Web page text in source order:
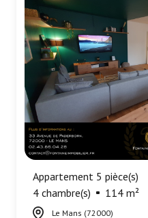
Immobilier
Gironde
Alerte
mail
Appartement 5 pièce(s)
4 chambre(s)
114 m²
Le Mans (72000)